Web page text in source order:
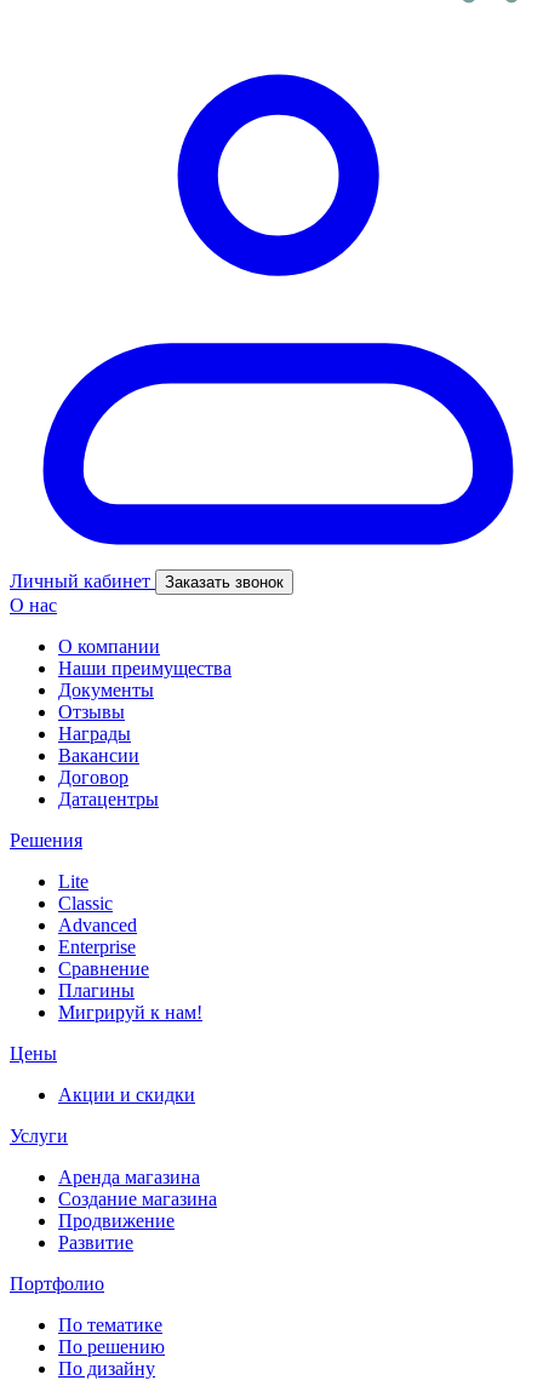
Личный кабинет Заказать звонок
О нас
О компании
Наши преимущества
Документы
Отзывы
Награды
Вакансии
Договор
Датацентры
Решения
Lite
Classic
Advanced
Enterprise
Сравнение
Плагины
Мигрируй к нам!
Цены
Акции и скидки
Услуги
Аренда магазина
Создание магазина
Продвижение
Развитие
Портфолио
По тематике
По решению
По дизайну